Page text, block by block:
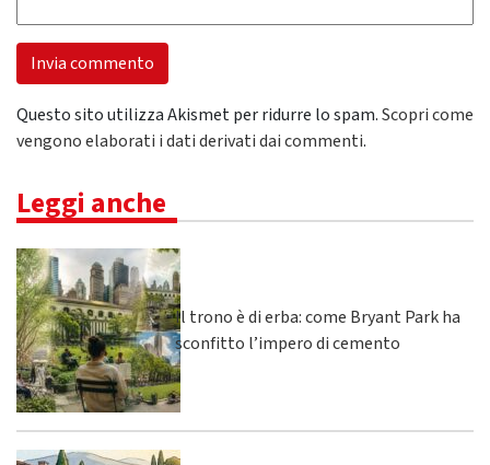
Questo sito utilizza Akismet per ridurre lo spam.Scopri come
vengono elaborati i dati derivati dai commenti.
Leggi anche
Il trono è di erba: come Bryant Park ha
sconfitto l’impero di cemento